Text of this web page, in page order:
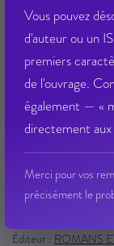
Vous pouvez
d'auteur ou un
premiers
de l'ouvrage.
également — «
directement
Merci pour vos
précisément le
Éditeur : ROMANS